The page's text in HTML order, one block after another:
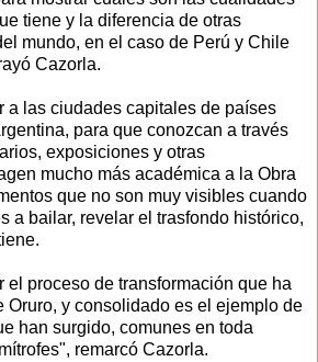
tiene y la diferencia de otras
mundo, en el caso de Perú y Chile
Cazorla.
a las ciudades capitales de países
para que conozcan a través
exposiciones y otras
mucho más académica a la Obra
que no son muy visibles cuando
a bailar, revelar el trasfondo histórico,
el proceso de transformación que ha
Oruro, y consolidado es el ejemplo de
han surgido, comunes en toda
remarcó Cazorla.